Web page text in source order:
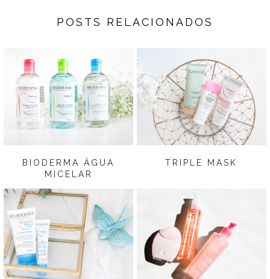
POSTS RELACIONADOS
BIODERMA ÁGUA
MICELAR
TRIPLE MASK